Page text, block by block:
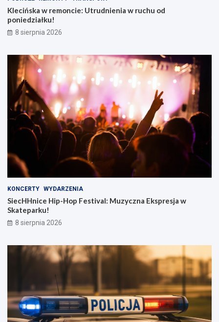
Klecińska w remoncie: Utrudnienia w ruchu od
poniedziałku!
8 sierpnia 2026
KONCERTY WYDARZENIA
SiecHHnice Hip-Hop Festival: Muzyczna Ekspresja w
Skateparku!
8 sierpnia 2026